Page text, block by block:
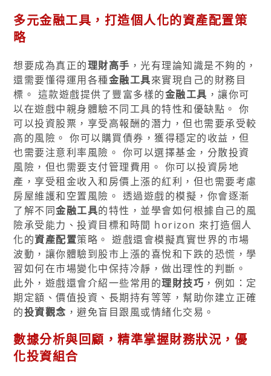
多元金融工具 ，打造個人化的資產配置策
略
想要成為真正的理財高手 ，光有理論知識是不夠的，
還需要懂得運用各種金融工具來實現自己的財務目
標。 這款遊戲提供了豐富多樣的金融工具 ，讓你可
以在遊戲中親身體驗不同工具的特性和優缺點。 你
可以投資股票，享受高報酬的潛力，但也需要承受較
高的風險。 你可以購買債券，獲得穩定的收益，但
也需要注意利率風險。 你可以選擇基金，分散投資
風險，但也需要支付管理費用。 你可以投資房地
產，享受租金收入和房價上漲的紅利，但也需要考慮
房屋維護和空置風險。 透過遊戲的模擬，你會逐漸
了解不同金融工具的特性，並學會如何根據自己的風
險承受能力、投資目標和時間 horizon 來打造個人
化的資產配置策略。 遊戲還會模擬真實世界的市場
波動，讓你體驗到股市上漲的喜悅和下跌的恐慌，學
習如何在市場變化中保持冷靜，做出理性的判斷。
此外，遊戲還會介紹一些常用的理財技巧 ，例如：定
期定額、價值投資、長期持有等等，幫助你建立正確
的投資觀念 ，避免盲目跟風或情緒化交易。
數據分析與回顧，精準掌握財務狀況，優
化投資組合